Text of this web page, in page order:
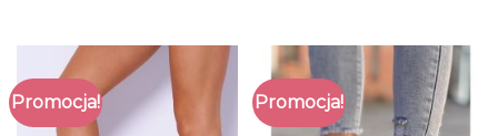
Promocja! Promocja!